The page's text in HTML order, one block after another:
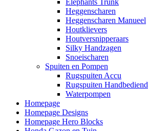
Heggenscharen
Heggenscharen Manueel
Houtklievers
Houtversnipperaars
Silky Handzagen
Snoeischaren
Spuiten en Pompen
Rugspuiten Accu
Rugspuiten Handbediend
Waterpompen
Homepage
Homepage Designs
Homepage Hero Blocks